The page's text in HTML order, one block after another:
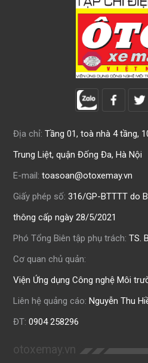
Địa chỉ: Tầng 01, toà nhà 4 tầng,
Trung Liệt, quận Đống Đa, Hà Nội
E-mail: toasoan@otoxemay.vn
Giấy phép số: 316/GP-BTTTT do
thông cấp ngày 28/5/2021
Phó Tổng Biên tập phụ trách: TS.
Cơ quan chủ quản:
Viện Ứng dụng Công nghệ Môi
Liên hệ quảng cáo: Nguyễn Thu
ĐT: 0904 258296
otoxemay.vn